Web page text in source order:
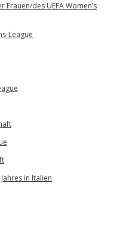
des UEFA Women’s
League
in Italien